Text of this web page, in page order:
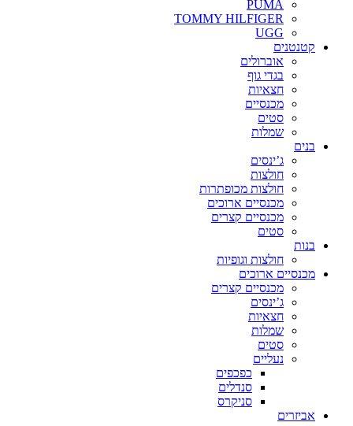
PUMA
TOMMY HILFIGER
UGG
קטנטנים
אוברולים
בגדי גוף
חצאיות
מכנסיים
סטים
שמלות
בנים
ג’ינסים
חולצות
חולצות מכופתרות
מכנסיים ארוכים
מכנסיים קצרים
סטים
בנות
חולצות וגופיות
מכנסיים ארוכים
מכנסיים קצרים
ג’ינסים
חצאיות
שמלות
סטים
נעליים
כפכפים
סנדלים
סניקרס
אביזרים